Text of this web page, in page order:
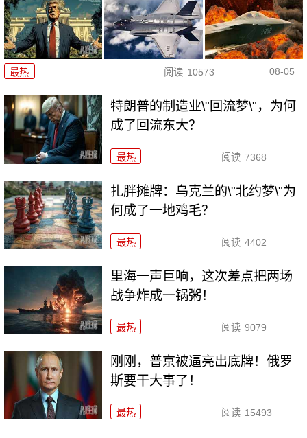
最热 阅读 10573 08-05
特朗普的制造业\"回流梦\"，为何
成了回流东大？
最热 阅读 7368
扎胖摊牌：乌克兰的\"北约梦\"为
何成了一地鸡毛？
最热 阅读 4402
里海一声巨响，这次差点把两场
战争炸成一锅粥！
最热 阅读 9079
刚刚，普京被逼亮出底牌！俄罗
斯要干大事了！
最热 阅读 15493